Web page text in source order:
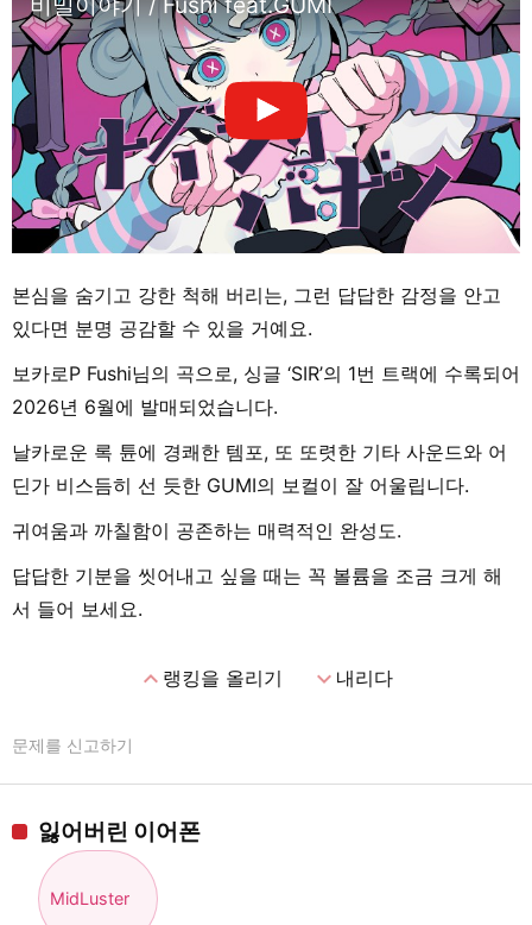
본심을 숨기고 강한 척해 버리는, 그런 답답한 감정을 안고
있다면 분명 공감할 수 있을 거예요.
보카로P Fushi님의 곡으로, 싱글 ‘SIR’의 1번 트랙에 수록되어
2026년 6월에 발매되었습니다.
날카로운 록 튠에 경쾌한 템포, 또 또렷한 기타 사운드와 어
딘가 비스듬히 선 듯한 GUMI의 보컬이 잘 어울립니다.
귀여움과 까칠함이 공존하는 매력적인 완성도.
답답한 기분을 씻어내고 싶을 때는 꼭 볼륨을 조금 크게 해
서 들어 보세요.
expand_less랭킹을 올리기 expand_more내리다
문제를 신고하기
잃어버린 이어폰
MidLuster